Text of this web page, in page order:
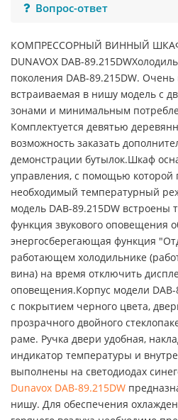
Вопрос-ответ
КОМПРЕССОРНЫЙ ВИННЫЙ
DUNAVOX DAB-
поколения DAB-89.215DW. Очень
встраиваемая в нишу модель с
зонами и минимальным
Комплектуется девятью
возможность заказать
демонстрации бутылок.Шкаф
управления, с помощью которой
необходимый температурный
модель DAB-89.215DW встроены
функция звукового оповещения
энергосберегающая функция
работающем холодильнике
вина) на время отключить
оповещения.Корпус модели
с покрытием черного цвета,
прозрачного двойного
раме. Ручка двери удобная,
индикатор температуры и
выполнены на светодиодах
Dunavox DAB-89.215DW
нишу. Для обеспечения